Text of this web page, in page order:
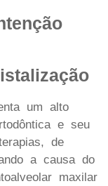
um alto
e seu
de
a causa do
maxilar